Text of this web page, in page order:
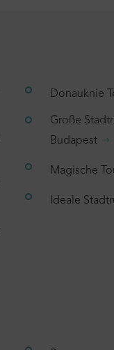
Donauknie
Große
Budapest
Magische
Ideale